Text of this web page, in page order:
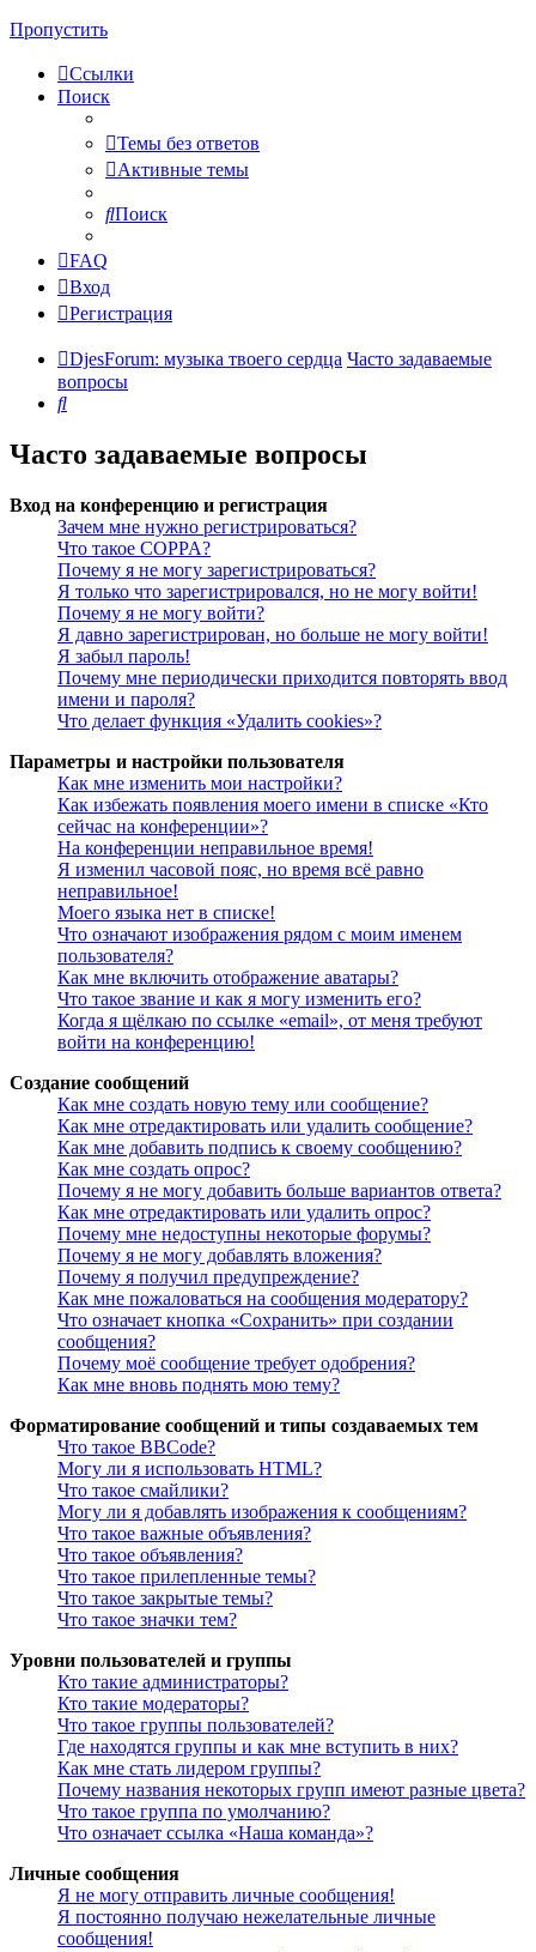
Пропустить
Ссылки
Поиск
Темы без ответов
Активные темы
Поиск
FAQ
Вход
Регистрация
DjesForum: музыка твоего сердца Часто задаваемые
вопросы
Поиск
Часто задаваемые вопросы
Вход на конференцию и регистрация
Зачем мне нужно регистрироваться?
Что такое COPPA?
Почему я не могу зарегистрироваться?
Я только что зарегистрировался, но не могу войти!
Почему я не могу войти?
Я давно зарегистрирован, но больше не могу войти!
Я забыл пароль!
Почему мне периодически приходится повторять ввод
имени и пароля?
Что делает функция «Удалить cookies»?
Параметры и настройки пользователя
Как мне изменить мои настройки?
Как избежать появления моего имени в списке «Кто
сейчас на конференции»?
На конференции неправильное время!
Я изменил часовой пояс, но время всё равно
неправильное!
Моего языка нет в списке!
Что означают изображения рядом с моим именем
пользователя?
Как мне включить отображение аватары?
Что такое звание и как я могу изменить его?
Когда я щёлкаю по ссылке «email», от меня требуют
войти на конференцию!
Создание сообщений
Как мне создать новую тему или сообщение?
Как мне отредактировать или удалить сообщение?
Как мне добавить подпись к своему сообщению?
Как мне создать опрос?
Почему я не могу добавить больше вариантов ответа?
Как мне отредактировать или удалить опрос?
Почему мне недоступны некоторые форумы?
Почему я не могу добавлять вложения?
Почему я получил предупреждение?
Как мне пожаловаться на сообщения модератору?
Что означает кнопка «Сохранить» при создании
сообщения?
Почему моё сообщение требует одобрения?
Как мне вновь поднять мою тему?
Форматирование сообщений и типы создаваемых тем
Что такое BBCode?
Могу ли я использовать HTML?
Что такое смайлики?
Могу ли я добавлять изображения к сообщениям?
Что такое важные объявления?
Что такое объявления?
Что такое прилепленные темы?
Что такое закрытые темы?
Что такое значки тем?
Уровни пользователей и группы
Кто такие администраторы?
Кто такие модераторы?
Что такое группы пользователей?
Где находятся группы и как мне вступить в них?
Как мне стать лидером группы?
Почему названия некоторых групп имеют разные цвета?
Что такое группа по умолчанию?
Что означает ссылка «Наша команда»?
Личные сообщения
Я не могу отправить личные сообщения!
Я постоянно получаю нежелательные личные
сообщения!